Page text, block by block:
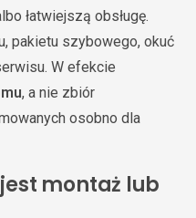
łatwiejszą obsługę.
pakietu szybowego, okuć
W efekcie
, a nie zbiór
osobno dla
montaż lub